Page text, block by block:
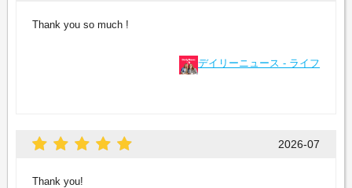
Thank you so much !
デイリーニュース - ライフ
2026-07
Thank you!